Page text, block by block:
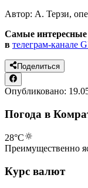
Автор: А. Терзи,
Самые интересные
в телеграм-канале
Поделиться
Опубликовано:
Погода в
28°C
Преимущественно
Курс валют